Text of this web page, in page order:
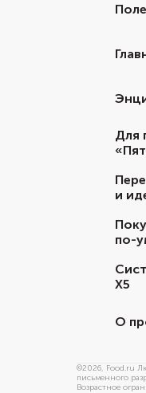
Для
и
по-
Х5
О
©2026, Food.ru
письменного
Возрастное